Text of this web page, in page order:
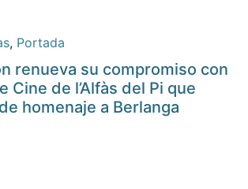
, Portada
renueva su compromiso con
Cine de l’Alfàs del Pi que
homenaje a Berlanga